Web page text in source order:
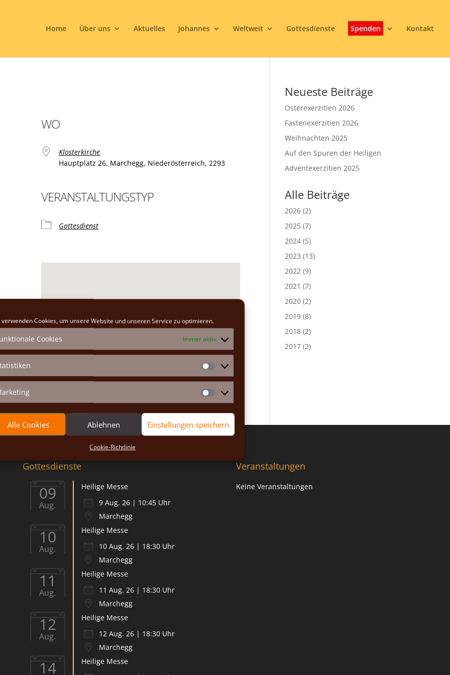
verwenden Cookies, um unsere Website und unseren Service zu optimieren.
Cookies Immer aktiv
Statistiken
Marketing
Alle Cookies Ablehnen Einstellungen speichern
Cookie-Richtlinie
Home Über uns Aktuelles Johannes Weltweit Gottesdienste Spenden Kontakt
WO
Klosterkirche
Hauptplatz 26, Marchegg, Niederösterreich, 2293
VERANSTALTUNGSTYP
Gottesdienst
Hauptplatz 26 - Marchegg
Neueste Beiträge
Osterexerzitien 2026
Fastenexerzitien 2026
Weihnachten 2025
Auf den Spuren der Heiligen
Adventexerzitien 2025
Alle Beiträge
2026 (2)
2025 (7)
2024 (5)
2023 (13)
2022 (9)
2021 (7)
2020 (2)
2019 (8)
2018 (2)
2017 (2)
Gottesdienste
09
Aug.
Heilige Messe
9 Aug. 26 | 10:45 Uhr
Marchegg
10
Aug.
Heilige Messe
10 Aug. 26 | 18:30 Uhr
Marchegg
11
Aug.
Heilige Messe
11 Aug. 26 | 18:30 Uhr
Marchegg
12
Aug.
Heilige Messe
12 Aug. 26 | 18:30 Uhr
Marchegg
14
Heilige Messe
Veranstaltungen
Keine Veranstaltungen